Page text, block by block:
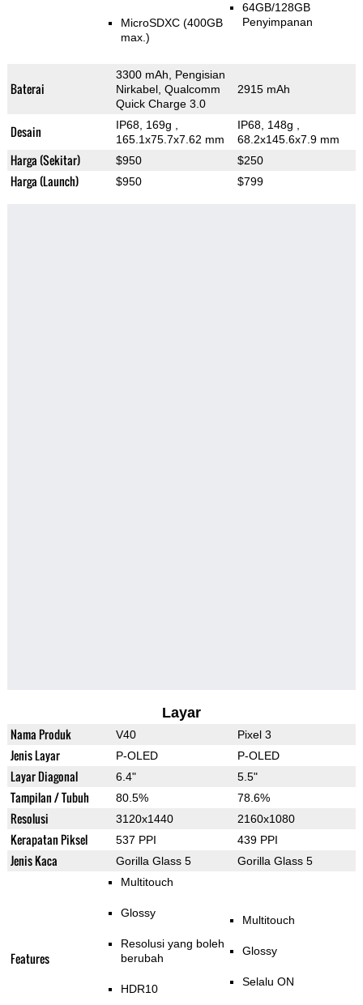
MicroSDXC (400GB
max.)
64GB/128GB
Penyimpanan
Baterai
3300 mAh, Pengisian
Nirkabel, Qualcomm
Quick Charge 3.0
2915 mAh
Desain IP68, 169g
165.1x75.7x7.62 mm
IP68, 148g
68.2x145.6x7.9 mm
Harga (Sekitar) $950 $250
Harga (Launch) $950 $799
Layar
Nama Produk V40 Pixel 3
Jenis Layar P-OLED P-OLED
Layar Diagonal 6.4" 5.5"
Tampilan / Tubuh 80.5% 78.6%
Resolusi 3120x1440 2160x1080
Kerapatan Piksel 537 PPI 439 PPI
Jenis Kaca Gorilla Glass 5 Gorilla Glass 5
Features
Multitouch
Glossy
Resolusi yang boleh
berubah
HDR10
Multitouch
Glossy
Selalu ON